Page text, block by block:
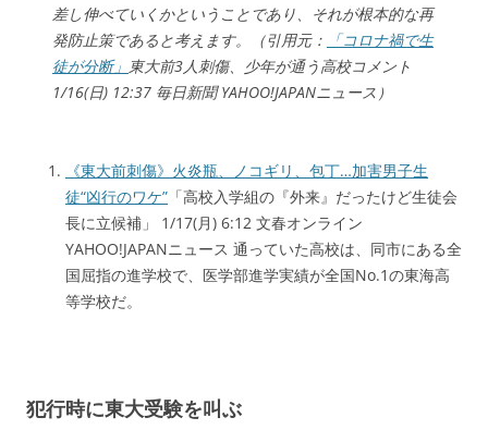
差し伸べていくかということであり、それが根本的な再
発防止策であると考えます。（引用元：
「コロナ禍で生
徒が分断」 東大前3人刺傷、少年が通う高校コメント
1/16(日) 12:37 毎日新聞 YAHOO!JAPANニュース）
《東大前刺傷》火炎瓶、ノコギリ、包丁…加害男子生
徒“凶行のワケ” 「高校入学組の『外来』だったけど生徒会
長に立候補」 1/17(月) 6:12 文春オンライン
YAHOO!JAPANニュース 通っていた高校は、同市にある全
国屈指の進学校で、医学部進学実績が全国No.1の東海高
等学校だ。
犯行時に東大受験を叫ぶ